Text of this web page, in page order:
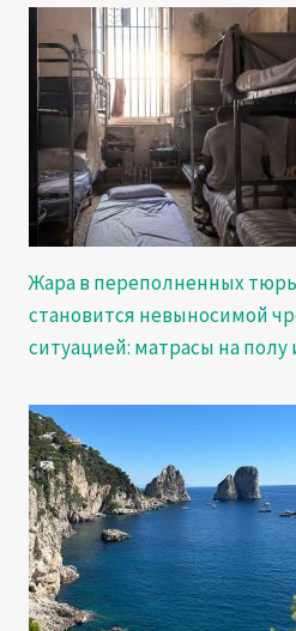
Жара в переполненных
становится невыносимой
ситуацией: матрасы на полу